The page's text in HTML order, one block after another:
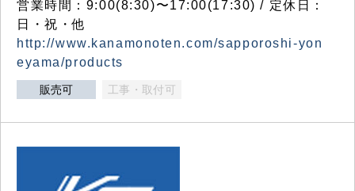
営業時間：9:00(8:30)〜17:00(17:30) / 定休日：
日・祝・他
http://www.kanamonoten.com/sapporoshi-yon
eyama/products
販売可 工事・取付可